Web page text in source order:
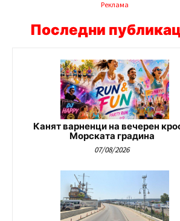
Реклама
Последни
Канят варненци на вечерен
Морската градина
07/08/2026